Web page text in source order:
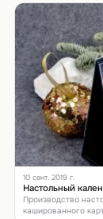
10 сент. 2019 г.
Настольный
Производство
кашированного